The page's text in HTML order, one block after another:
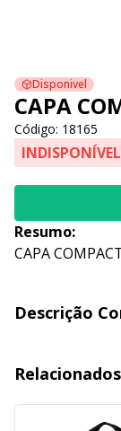
Disponivel
CAPA
Código: 18165
INDISPONÍVEL
Resumo:
CAPA
Descrição
Relacionados